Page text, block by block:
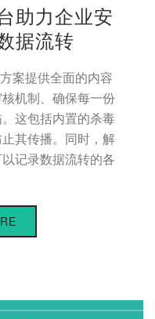
助力企业安
据流转
案提供全面的内容
机制、确保每一份
这包括内置的杀毒
其传播。同时，解
记录数据流转的各